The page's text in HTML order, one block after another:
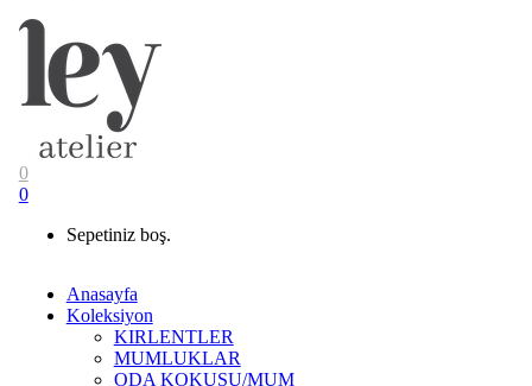
0
0
Sepetiniz boş.
Anasayfa
Koleksiyon
KIRLENTLER
MUMLUKLAR
ODA KOKUSU/MUM